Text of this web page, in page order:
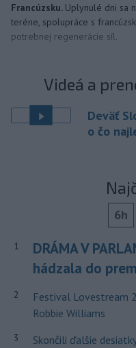
Francúzsku. Uplynulé dni sa
teréne, spolupráce s
potrebnej regenerácie síl.
Videá a
Deväť
o čo
6h
1
DRÁMA V
hádzala do
2
Festival Lovestream
Robbie Williams
3
Skončili ďalšie